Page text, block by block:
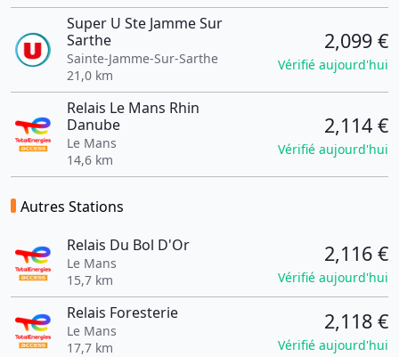
Super U Ste Jamme Sur
Sarthe
Sainte-Jamme-Sur-Sarthe
21,0 km
2,099 €
Vérifié aujourd'hui
Relais Le Mans Rhin
Danube
Le Mans
14,6 km
2,114 €
Vérifié aujourd'hui
Autres Stations
Relais Du Bol D'Or
Le Mans
15,7 km
2,116 €
Vérifié aujourd'hui
Relais Foresterie
Le Mans
17,7 km
2,118 €
Vérifié aujourd'hui